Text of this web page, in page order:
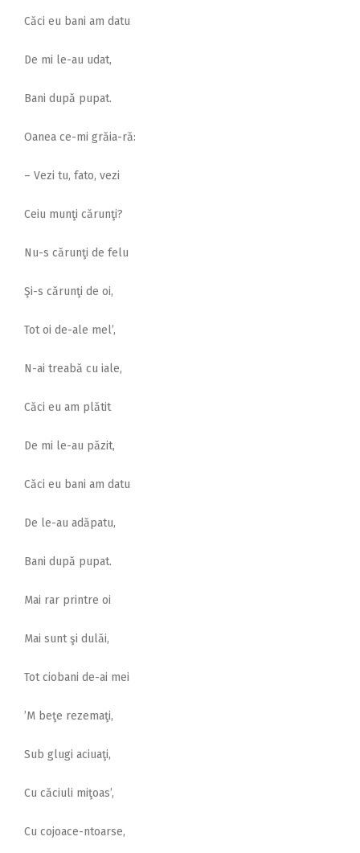
Căci eu bani am datu
De mi le-au udat,
Bani după pupat.
Oanea ce-mi grăia-ră:
– Vezi tu, fato, vezi
Ceiu munţi cărunţi?
Nu-s cărunţi de felu
Şi-s cărunţi de oi,
Tot oi de-ale mel’,
N-ai treabă cu iale,
Căci eu am plătit
De mi le-au păzit,
Căci eu bani am datu
De le-au adăpatu,
Bani după pupat.
Mai rar printre oi
Mai sunt şi dulăi,
Tot ciobani de-ai mei
’M beţe rezemaţi,
Sub glugi aciuaţi,
Cu căciuli miţoas’,
Cu cojoace-ntoarse,